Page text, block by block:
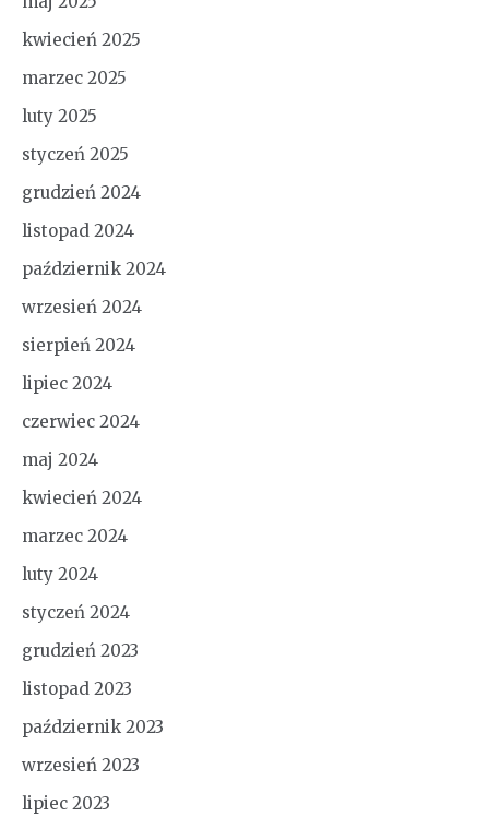
kwiecień 2025
marzec 2025
luty 2025
styczeń 2025
grudzień 2024
listopad 2024
październik 2024
wrzesień 2024
sierpień 2024
lipiec 2024
czerwiec 2024
maj 2024
kwiecień 2024
marzec 2024
luty 2024
styczeń 2024
grudzień 2023
listopad 2023
październik 2023
wrzesień 2023
lipiec 2023